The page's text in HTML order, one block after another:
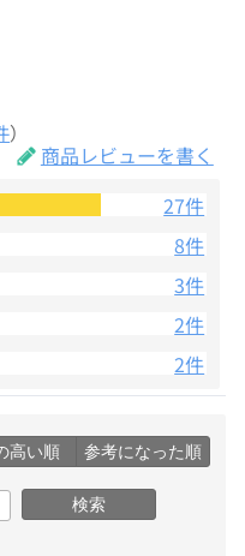
）
商品レビューを書く
27件
8件
3件
2件
2件
高い順 参考になった順
検索